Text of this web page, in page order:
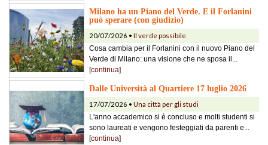
Milano ha un Piano del Verde. E il Forlanini
può sperare (con giudizio)
20/07/2026 • Il verde possibile
Cosa cambia per il Forlanini con il nuovo Piano del
Verde di Milano: una visione che ne sposa il...
[continua]
Dalle Università al Quartiere 17 luglio 2026
17/07/2026 • Una città per gli studi
L'anno accademico si è concluso e molti studenti si
sono laureati e vengono festeggiati da parenti e...
[continua]